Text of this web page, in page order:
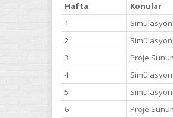
Hafta Konular
1
2
3
Proje
4
5
6
Proje